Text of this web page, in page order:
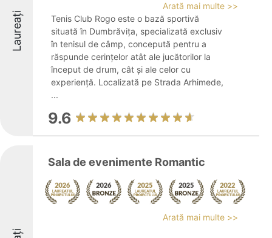
Laureați
Arată mai multe >>
Tenis Club Rogo este o bază sportivă
situată în Dumbrăvița, specializată exclusiv
în tenisul de câmp, concepută pentru a
răspunde cerințelor atât ale jucătorilor la
început de drum, cât și ale celor cu
experiență. Localizată pe Strada Arhimede,
...
9.6
Sala de evenimente Romantic
Arată mai multe >>